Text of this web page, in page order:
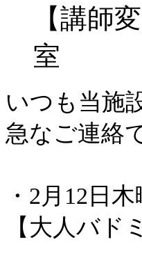
【講師
室
いつも当施
急なご連絡
・2月12日
【大人バド